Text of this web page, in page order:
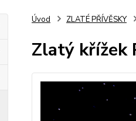
Úvod ZLATÉ PŘÍVĚSKY
Zlatý křížek